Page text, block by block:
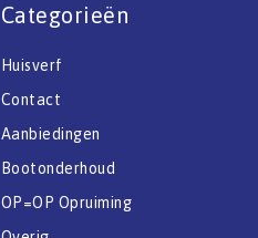
Categorieën
Huisverf
Contact
Aanbiedingen
Bootonderhoud
OP=OP Opruiming